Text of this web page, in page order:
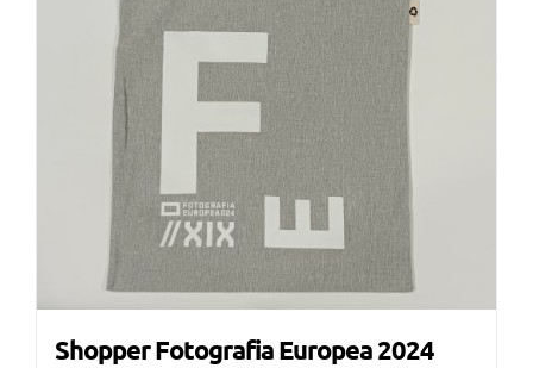
Shopper Fotografia Europea 2024